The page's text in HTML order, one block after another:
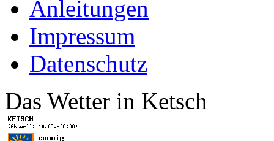
Anleitungen
Impressum
Datenschutz
Das Wetter in Ketsch